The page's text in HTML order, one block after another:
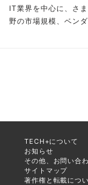
IT業界を中心に、さ
野の市場規模、ベン
TECH+について
お知らせ
その他、お問い合
サイトマップ
著作権と転載につ